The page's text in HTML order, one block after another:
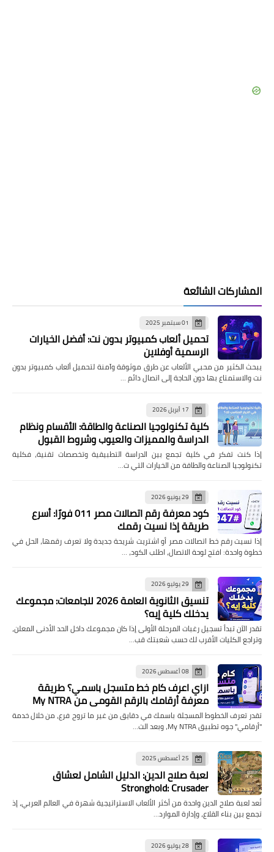
المشاركات الشائعة
01 سبتمبر 2025
تحميل ألعاب كمبيوتر بدون نت: أفضل الخيارات
الرسمية أوفلاين
يبحث الكثير من محبي الألعاب عن طرق موثوقة وآمنة لتحميل ألعاب كمبيوتر بدون
نت والاستمتاع بها دون الحاجة إلى اتصال دائم …
17 أبريل 2026
كلية تكنولوجيا الصناعة والطاقة: الأقسام ونظام
الدراسة والمميزات والعيوب وشروط القبول
إذا كنت تفكر في كلية تجمع بين الدراسة التطبيقية وتخصصات تقنية، فكلية
تكنولوجيا الصناعة والطاقة من الخيارات التي ت…
29 يونيو 2026
كود معرفة رقم اتصالات مصر 011 فورًا: أسرع
طريقة إذا نسيت رقمك
إذا نسيت رقم خط اتصالات مصر أو اشتريت شريحة جديدة ولا تعرف رقمها، الحل في
خطوة واحدة: افتح لوحة الاتصال، اطلب الكود، …
29 يوليو 2026
تنسيق الثانوية العامة 2026 للجامعات: مجموعك
يدخلك كلية إيه؟
تقدر الآن تبدأ تسجيل رغبات المرحلة الأولى إذا كان مجموعك داخل الحد الأدنى المعلن،
وتراجع الكليات الأقرب لك حسب شعبتك قب…
08 أغسطس 2026
ازاي اعرف كام خط متسجل باسمي؟ طريقة
معرفة أرقامك بالرقم القومي من My NTRA
تقدر تعرف الخطوط المسجلة باسمك في دقايق من غير ما تروح فرع، من خلال خدمة
"أرقامي" جوه تطبيق My NTRA، وبعد الت…
25 أغسطس 2025
لعبة صلاح الدين: الدليل الشامل لعشاق
Stronghold: Crusader
تُعد لعبة صلاح الدين واحدة من أكثر الألعاب الاستراتيجية شهرة في العالم العربي، إذ
تجمع بين بناء القلاع، وإدارة الموارد…
28 يوليو 2026